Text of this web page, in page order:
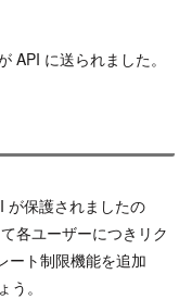
API に送られました。
が保護されましたの
各ユーザーにつきリク
ート制限機能を追加
。